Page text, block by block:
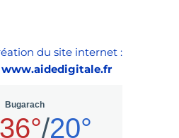
du site internet :
www.aidedigitale.fr